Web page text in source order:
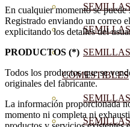
COMESTIBLES
En cualquier momento se
Registrado enviando un correo
explicitando los detalles del
PRODUCTOS (*)
Todos los productos que se
originales del fabricante.
La información proporcionada
momento ni completa ni